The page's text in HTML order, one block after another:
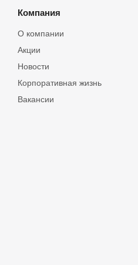
Компания
О компании
Акции
Новости
Корпоративная жизнь
Вакансии